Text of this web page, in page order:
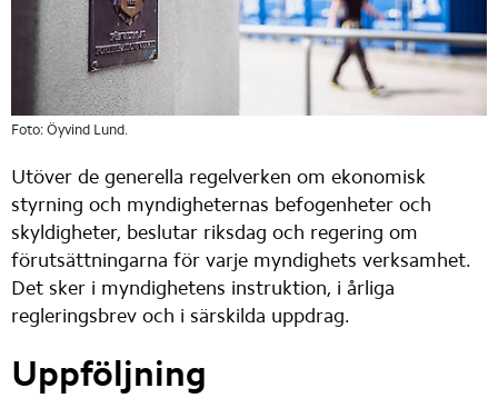
Foto: Öyvind Lund.
Utöver de generella regelverken om ekonomisk
styrning och myndigheternas befogenheter och
skyldigheter, beslutar riksdag och regering om
förutsättningarna för varje myndighets verksamhet.
Det sker i myndighetens instruktion, i årliga
regleringsbrev och i särskilda uppdrag.
Uppföljning